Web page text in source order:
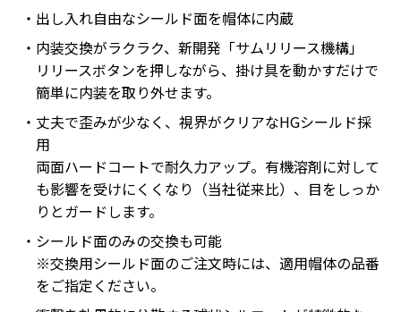
出し入れ自由なシールド面を帽体に内蔵
内装交換がラクラク、新開発「サムリリース機構」
リリースボタンを押しながら、掛け具を動かすだけで
簡単に内装を取り外せます。
丈夫で歪みが少なく、視界がクリアなHGシールド採
用
両面ハードコートで耐久力アップ。有機溶剤に対して
も影響を受けにくくなり（当社従来比）、目をしっか
りとガードします。
シールド面のみの交換も可能
※交換用シールド面のご注文時には、適用帽体の品番
をご指定ください。